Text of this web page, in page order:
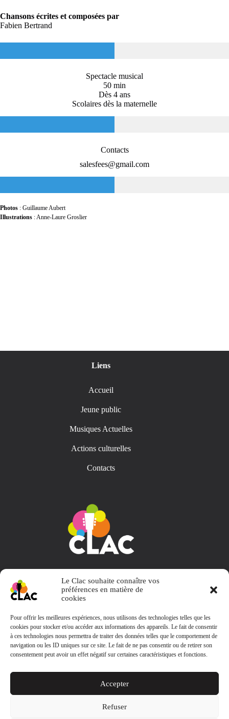
Le Clac souhaite connaître vos
préférences en matière de
cookies
Pour offrir les meilleures expériences, nous utilisons des technologies telles que les
cookies pour stocker et/ou accéder aux informations des appareils. Le fait de consentir
à ces technologies nous permettra de traiter des données telles que le comportement de
navigation ou les ID uniques sur ce site. Le fait de ne pas consentir ou de retirer son
consentement peut avoir un effet négatif sur certaines caractéristiques et fonctions.
Accepter
Refuser
Chansons écrites et composées par
Fabien Bertrand
Spectacle musical
50 min
Dès 4 ans
Scolaires dès la maternelle
Contacts
salesfees@gmail.com
Photos : Guillaume Aubert
Illustrations : Anne-Laure Groslier
Liens
Accueil
Jeune public
Musiques Actuelles
Actions culturelles
Contacts
Contact
clacbooking@gmail.com
38, rue aux arènes 57000 Metz